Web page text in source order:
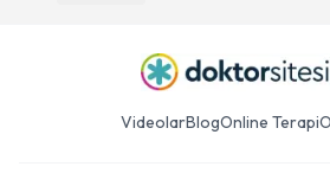
VideolarBlogOnline Terapi